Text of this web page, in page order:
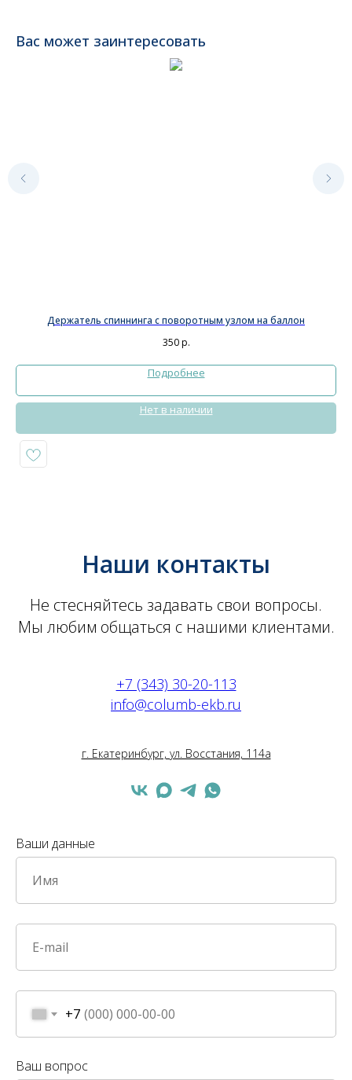
Вас может заинтересовать
Держатель спиннинга с поворотным узлом на баллон
350 р.
Подробнее
Нет в наличии
Наши контакты
Не стесняйтесь задавать свои вопросы.
Мы любим общаться с нашими клиентами.
+7 (343) 30-20-113
info@columb-ekb.ru
г. Екатеринбург, ул. Восстания, 114а
Ваши данные
+7
Ваш вопрос